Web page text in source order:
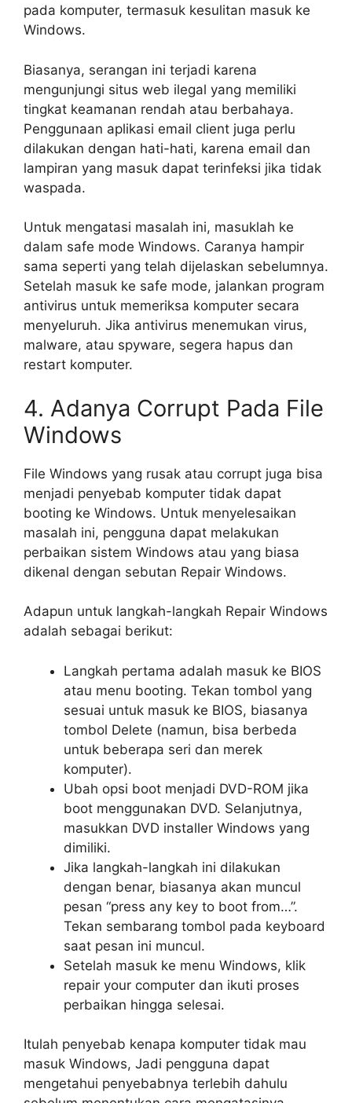
pada komputer, termasuk kesulitan masuk ke
Windows.
Biasanya, serangan ini terjadi karena
mengunjungi situs web ilegal yang memiliki
tingkat keamanan rendah atau berbahaya.
Penggunaan aplikasi email client juga perlu
dilakukan dengan hati-hati, karena email dan
lampiran yang masuk dapat terinfeksi jika tidak
waspada.
Untuk mengatasi masalah ini, masuklah ke
dalam safe mode Windows. Caranya hampir
sama seperti yang telah dijelaskan sebelumnya.
Setelah masuk ke safe mode, jalankan program
antivirus untuk memeriksa komputer secara
menyeluruh. Jika antivirus menemukan virus,
malware, atau spyware, segera hapus dan
restart komputer.
4. Adanya Corrupt Pada File
Windows
File Windows yang rusak atau corrupt juga bisa
menjadi penyebab komputer tidak dapat
booting ke Windows. Untuk menyelesaikan
masalah ini, pengguna dapat melakukan
perbaikan sistem Windows atau yang biasa
dikenal dengan sebutan Repair Windows.
Adapun untuk langkah-langkah Repair Windows
adalah sebagai berikut:
Langkah pertama adalah masuk ke BIOS
atau menu booting. Tekan tombol yang
sesuai untuk masuk ke BIOS, biasanya
tombol Delete (namun, bisa berbeda
untuk beberapa seri dan merek
komputer).
Ubah opsi boot menjadi DVD-ROM jika
boot menggunakan DVD. Selanjutnya,
masukkan DVD installer Windows yang
dimiliki.
Jika langkah-langkah ini dilakukan
dengan benar, biasanya akan muncul
pesan “press any key to boot from…”.
Tekan sembarang tombol pada keyboard
saat pesan ini muncul.
Setelah masuk ke menu Windows, klik
repair your computer dan ikuti proses
perbaikan hingga selesai.
Itulah penyebab kenapa komputer tidak mau
masuk Windows, Jadi pengguna dapat
mengetahui penyebabnya terlebih dahulu